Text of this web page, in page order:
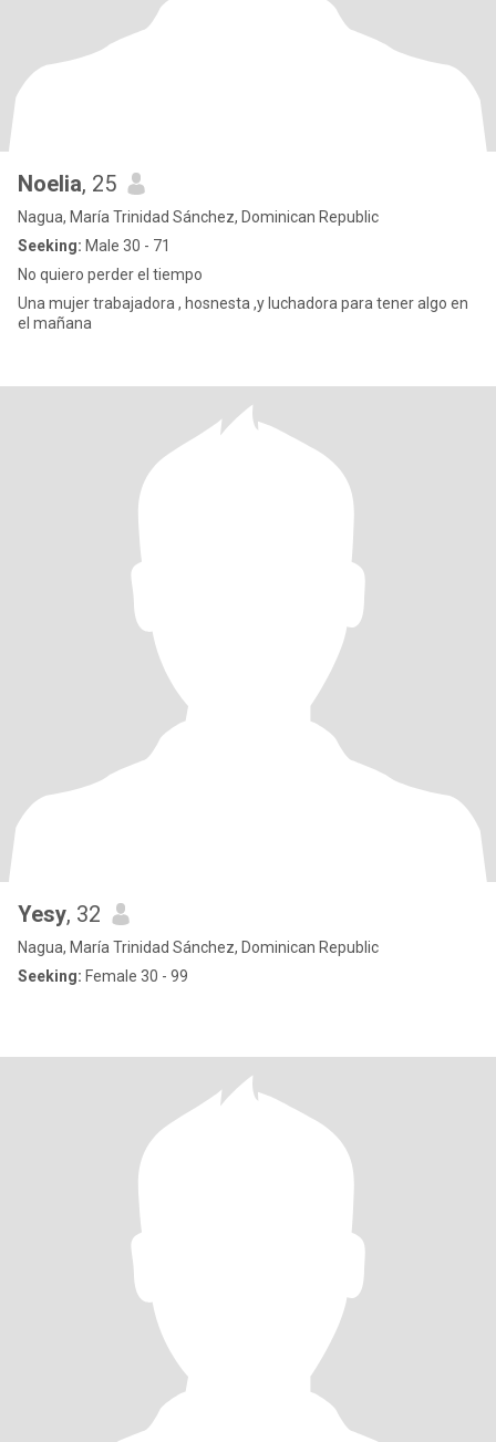
Noelia, 25
Nagua, María Trinidad Sánchez, Dominican Republic
Seeking: Male 30 - 71
No quiero perder el tiempo
Una mujer trabajadora , hosnesta ,y luchadora para tener algo en
el mañana
Yesy, 32
Nagua, María Trinidad Sánchez, Dominican Republic
Seeking: Female 30 - 99